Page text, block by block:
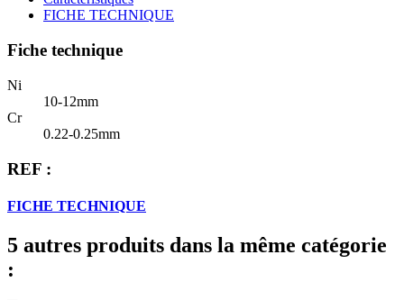
FICHE TECHNIQUE
Fiche technique
Ni
10-12mm
Cr
0.22-0.25mm
REF :
FICHE TECHNIQUE
5 autres produits dans la même catégorie
: